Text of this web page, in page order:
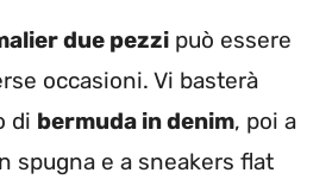
due pezzi può essere
occasioni. Vi basterà
di bermuda in denim, poi a
spugna e a sneakers flat